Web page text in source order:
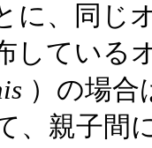
、同じ
している
）の場合
、親子間